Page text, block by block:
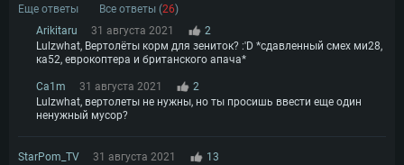
Еще ответы
Все ответы (26)
Arikitaru
31 августа 2021
2
Lulzwhat, Вертолёты корм для зениток? :'D *сдавленный смех ми28,
ка52, еврокоптера и британского апача*
Ca1m 31 августа 2021
2
Lulzwhat, вертолеты не нужны, но ты просишь ввести еще один
ненужный мусор?
StarPom_TV 31 августа 2021
13